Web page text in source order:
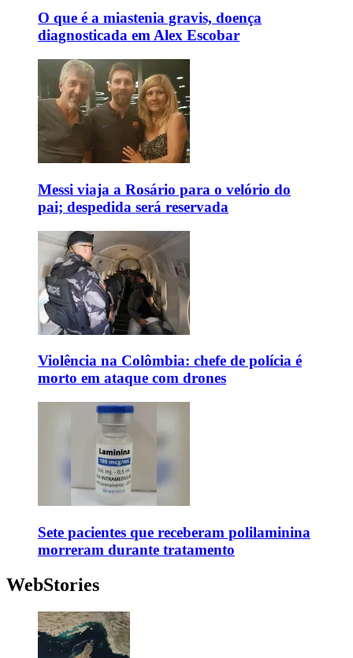
O que é a miastenia gravis, doença
diagnosticada em Alex Escobar
Messi viaja a Rosário para o velório do
pai; despedida será reservada
Violência na Colômbia: chefe de polícia é
morto em ataque com drones
Sete pacientes que receberam polilaminina
morreram durante tratamento
WebStories